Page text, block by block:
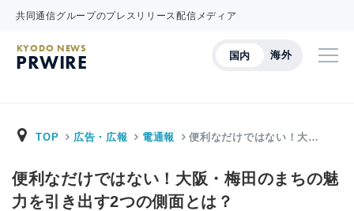
共同通信グループのプレスリリース配信メディア
国内 海外
KYODO NEWS
PRWIRE
TOP 広告・広報 電通報 便利なだけではない！大…
便利なだけではない！大阪・梅田のまちの魅
力を引き出す2つの側面とは？